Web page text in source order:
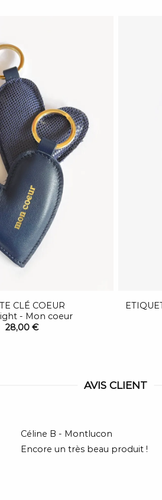
AVIS CLIENT
Céline B - Montlucon
Encore un très beau produit !
CLÉ COEUR
- Mon coeur
28,00 €